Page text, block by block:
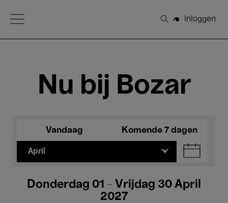
Open Menu
Zoeken
Inloggen
Nu bij Bozar
Vandaag Komende 7 dagen
April
Donderdag 01 - Vrijdag 30 April
2027